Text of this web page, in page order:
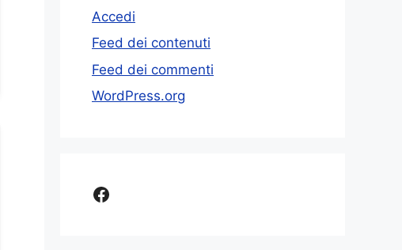
Accedi
Feed dei contenuti
Feed dei commenti
WordPress.org
Facebook